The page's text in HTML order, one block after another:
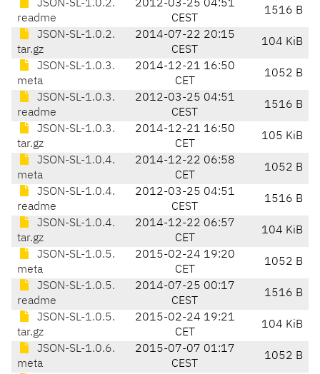
JSON-SL-1.0.2.
readme
2012-03-25 04:51
CEST
1516 B
JSON-SL-1.0.2.
tar.gz
2014-07-22 20:15
CEST
104 KiB
JSON-SL-1.0.3.
meta
2014-12-21 16:50
CET
1052 B
JSON-SL-1.0.3.
readme
2012-03-25 04:51
CEST
1516 B
JSON-SL-1.0.3.
tar.gz
2014-12-21 16:50
CET
105 KiB
JSON-SL-1.0.4.
meta
2014-12-22 06:58
CET
1052 B
JSON-SL-1.0.4.
readme
2012-03-25 04:51
CEST
1516 B
JSON-SL-1.0.4.
tar.gz
2014-12-22 06:57
CET
104 KiB
JSON-SL-1.0.5.
meta
2015-02-24 19:20
CET
1052 B
JSON-SL-1.0.5.
readme
2014-07-25 00:17
CEST
1516 B
JSON-SL-1.0.5.
tar.gz
2015-02-24 19:21
CET
104 KiB
JSON-SL-1.0.6.
meta
2015-07-07 01:17
CEST
1052 B